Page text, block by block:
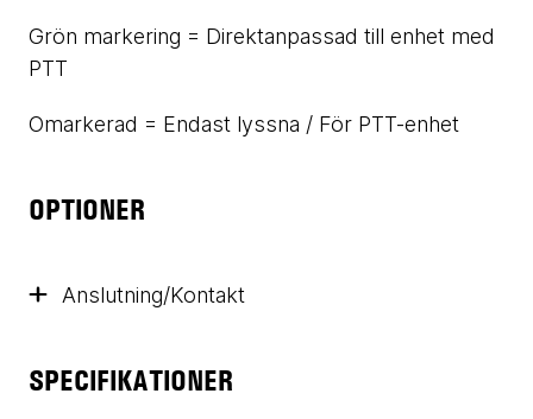
Grön markering = Direktanpassad till enhet med
PTT
Omarkerad = Endast lyssna / För PTT-enhet
OPTIONER
Anslutning/Kontakt
SPECIFIKATIONER